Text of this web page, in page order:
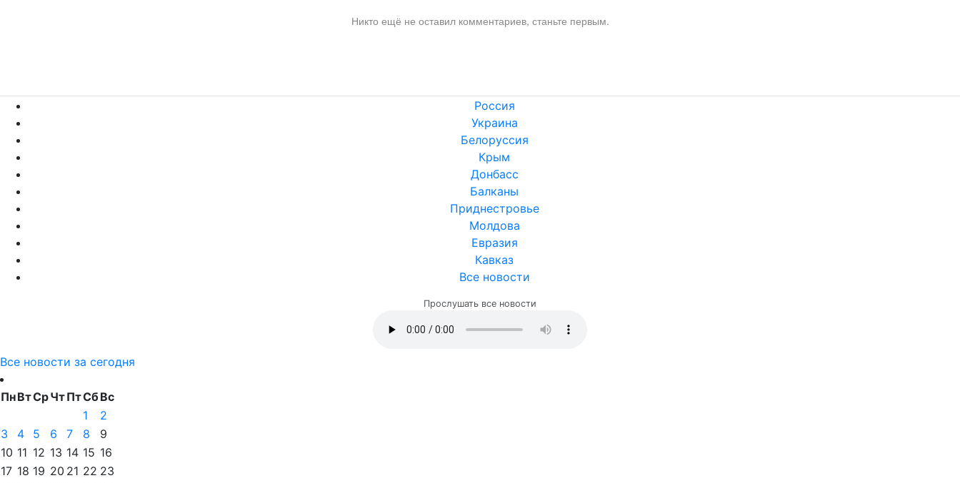
Никто ещё не оставил комментариев, станьте первым.
Россия
Украина
Белоруссия
Крым
Донбасс
Балканы
Приднестровье
Молдова
Евразия
Кавказ
Все новости
Прослушать все новости
Все новости за сегодня
ПнВтСрЧтПтСбВс
1
2
3
4 5 6 7 8
9
10 11 12 13 14 15 16
17 18 19 20 21 22 23